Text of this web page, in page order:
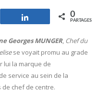
Partagez 0
PARTAGES
Georges MUNGER, Chef du
se voyait promu au grade
lui la marque de
service au sein de la
chef de centre.